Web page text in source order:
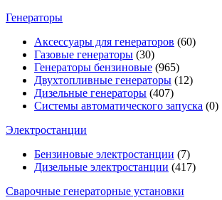
Генераторы
Аксессуары для генераторов (60)
Газовые генераторы (30)
Генераторы бензиновые (965)
Двухтопливные генераторы (12)
Дизельные генераторы (407)
Системы автоматического запуска (0)
Электростанции
Бензиновые электростанции (7)
Дизельные электростанции (417)
Сварочные генераторные установки